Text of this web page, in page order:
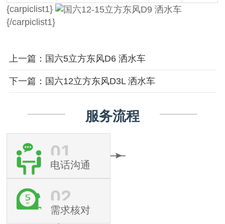
{carpiclist1}
{/carpiclist1}
上一篇：国六5立方东风D6 洒水车
下一篇：国六12立方东风D3L 洒水车
服务流程
01
电话沟通
02
需求核对